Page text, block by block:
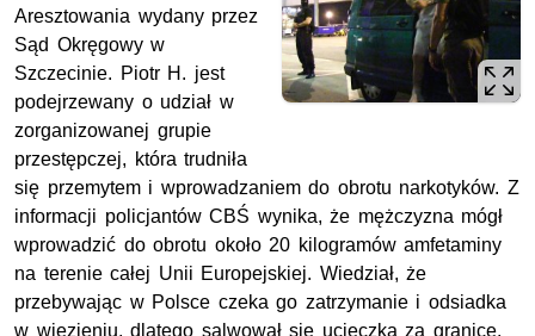
Aresztowania wydany przez
Sąd Okręgowy w
Szczecinie. Piotr H. jest
podejrzewany o udział w
zorganizowanej grupie
przestępczej, która trudniła
się przemytem i wprowadzaniem do obrotu narkotyków. Z
informacji policjantów CBŚ wynika, że mężczyzna mógł
wprowadzić do obrotu około 20 kilogramów amfetaminy
na terenie całej Unii Europejskiej. Wiedział, że
przebywając w Polsce czeka go zatrzymanie i odsiadka
w więzieniu, dlatego salwował się ucieczką za granicę.